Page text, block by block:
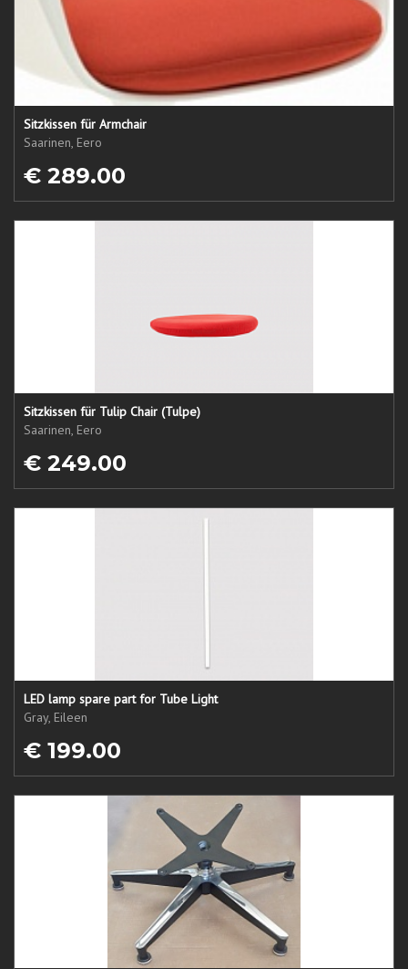
Sitzkissen für Armchair
Saarinen, Eero
€ 289.00
Sitzkissen für Tulip Chair (Tulpe)
Saarinen, Eero
€ 249.00
LED lamp spare part for Tube Light
Gray, Eileen
€ 199.00